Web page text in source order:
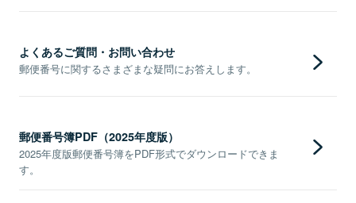
よくあるご質問・お問い合わせ
郵便番号に関するさまざまな疑問にお答えします。
郵便番号簿PDF（2025年度版）
2025年度版郵便番号簿をPDF形式でダウンロードできま
す。